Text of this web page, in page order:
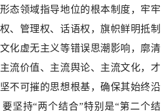
态领域指导地位的根本制度，牢牢
、管理权、话语权，旗帜鲜明抵制
化虚无主义等错误思潮影响，廓清
流价值、主流舆论、主流文化，才
不可摧的思想根基，确保其始终沿
坚持“两个结合”特别是“第二个结